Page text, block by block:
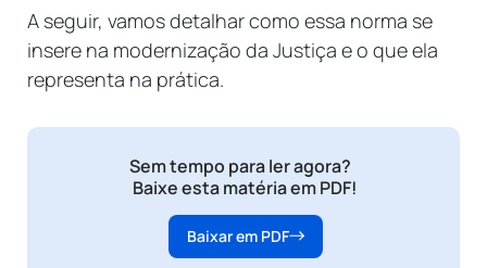
A seguir, vamos detalhar como essa norma se
insere na modernização da Justiça e o que ela
representa na prática.
Sem tempo para ler agora?
Baixe esta matéria em PDF!
Baixar em PDF